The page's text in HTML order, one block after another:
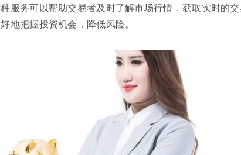
服务可以帮助交易者及时了解市场行情，获取实时的
地把握投资机会，降低风险。